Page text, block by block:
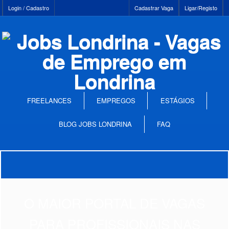
Login / Cadastro Ligar/Registo
Cadastrar Vaga
FREELANCES EMPREGOS ESTÁGIOS
BLOG JOBS LONDRINA FAQ